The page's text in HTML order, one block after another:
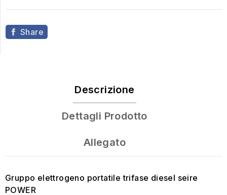
Share
Descrizione
Dettagli Prodotto
Allegato
Gruppo elettrogeno portatiletrifase diesel seire
POWER